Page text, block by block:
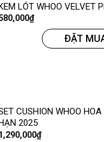
LÓT WHOO VELVET
₫
ĐẶT
CUSHION WHOO HOA
HẠN 2025
₫